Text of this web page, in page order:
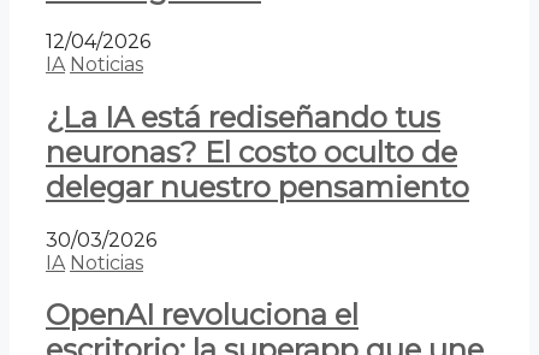
12/04/2026
IA Noticias
¿La IA está rediseñando tus
neuronas? El costo oculto de
delegar nuestro pensamiento
30/03/2026
IA Noticias
OpenAI revoluciona el